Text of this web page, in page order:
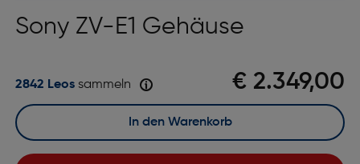
Sony ZV-E1 Gehäuse
€ 2.349,00
2842 Leossammeln
In den Warenkorb